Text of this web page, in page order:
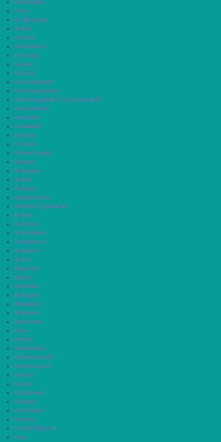
Азнакаево
Азов
Ак-Довурак
Аксай
Алагир
Алапаевск
Алатырь
Алдан
Алейск
Александров
Александровск
Александровск-Сахалинский
Алексеевка
Алексин
Алзамай
Алупка
Алушта
Альметьевск
Амурск
Анадырь
Анапа
Ангарск
Андреаполь
Анжеро-Судженск
Анива
Апатиты
Апрелевка
Апшеронск
Арамиль
Аргун
Ардатов
Ардон
Арзамас
Аркадак
Армавир
Армянск
Арсеньев
Арск
Артём
Артёмовск
Артёмовский
Архангельск
Асбест
Асино
Астрахань
Аткарск
Ахтубинск
Ачинск
Ачхой-Мартан
Аша